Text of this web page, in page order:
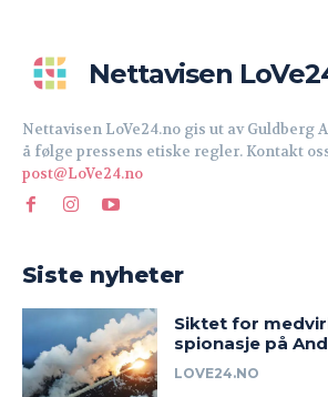
Nettavisen
Nettavisen LoVe24.no gis ut av Guldberg
å følge pressens etiske regler. Kontakt
post@LoVe24.no
Siste nyheter
Siktet for
spionasje på
LOVE24.NO